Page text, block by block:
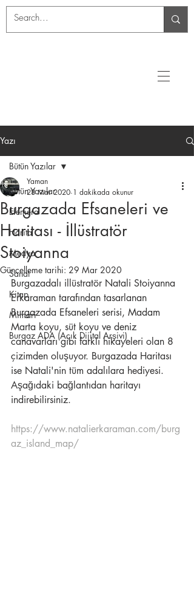
Yazı
Bütün Yazılar
Efemera
Harita
Medya
Sanat
Kitap
Mimari
Burgaz ADA (Açık Dijital Arşivi)
Bütün Yazılar
Burgazada Efsaneleri ve
Haritası - İllüstratör
Stoiyanna
Yaman
28 Mar 2020 1 dakikada okunur
Güncelleme tarihi: 29 Mar 2020
Burgazadalı illüstratör Natali Stoiyanna
Erkaraman tarafından tasarlanan
Burgazada Efsaneleri serisi, Madam
Marta koyu, süt koyu ve deniz
canavarları gibi farklı hikayeleri olan 8
çizimden oluşuyor. Burgazada Haritası
ise Natali'nin tüm adalılara hediyesi.
Aşağıdaki bağlantıdan haritayı
indirebilirsiniz.
https://www.natalierkaraman.com/burg
az_island_map/